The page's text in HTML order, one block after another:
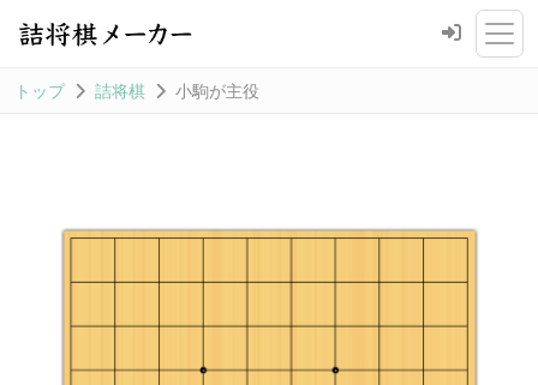
トップ 詰将棋 小駒が主役